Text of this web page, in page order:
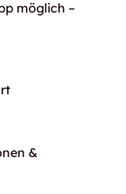
möglich –
&